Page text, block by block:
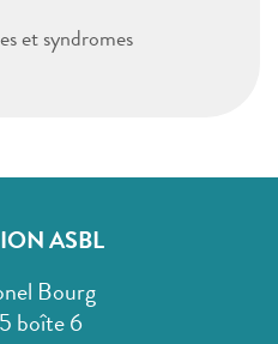
et syndromes
ASBL
Bourg
boîte 6